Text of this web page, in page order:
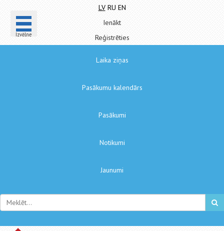
Izvēlne
LV RU EN
Ienākt
Reģistrēties
Laika ziņas
Pasākumu kalendārs
Pasākumi
Notikumi
Jaunumi